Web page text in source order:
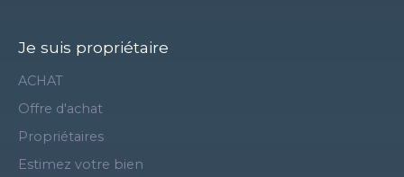
Je suis propriétaire
ACHAT
Offre d'achat
Propriétaires
Estimez votre bien